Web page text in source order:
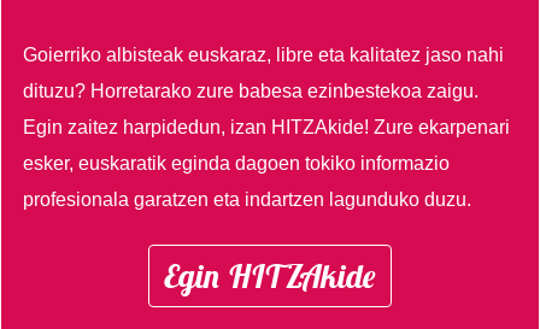
Goierriko albisteak euskaraz, libre eta kalitatez jaso nahi
dituzu? Horretarako zure babesa ezinbestekoa zaigu.
Egin zaitez harpidedun, izan HITZAkide!Zure ekarpenari
esker, euskaratik eginda dagoen tokiko informazio
profesionala garatzen eta indartzen lagunduko duzu.
Egin HITZAkide